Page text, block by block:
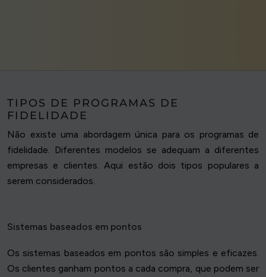
TIPOS DE PROGRAMAS DE
FIDELIDADE
Não existe uma abordagem única para os programas de
fidelidade. Diferentes modelos se adequam a diferentes
empresas e clientes. Aqui estão dois tipos populares a
serem considerados.
Sistemas baseados em pontos
Os sistemas baseados em pontos são simples e eficazes.
Os clientes ganham pontos a cada compra, que podem ser